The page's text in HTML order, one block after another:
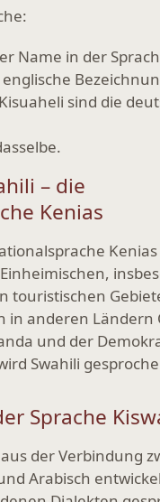
Name in der
englische
Kisuaheli sind die
– die
Kenias
touristischen
in anderen Ländern
und der
Swahili
Sprache
der Verbindung
Arabisch